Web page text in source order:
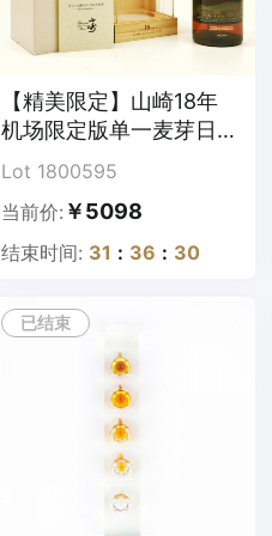
【精美限定】山崎18年
机场限定版单一麦芽日本
威士忌
Lot 1800595
当前价: ￥5098
结束时间: 31 : 36 : 29
已结束